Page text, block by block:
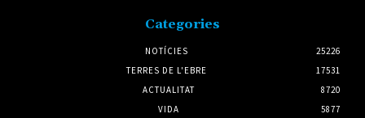
Categories
NOTÍCIES
25226
TERRES DE L'EBRE
17531
ACTUALITAT
8720
VIDA
5877